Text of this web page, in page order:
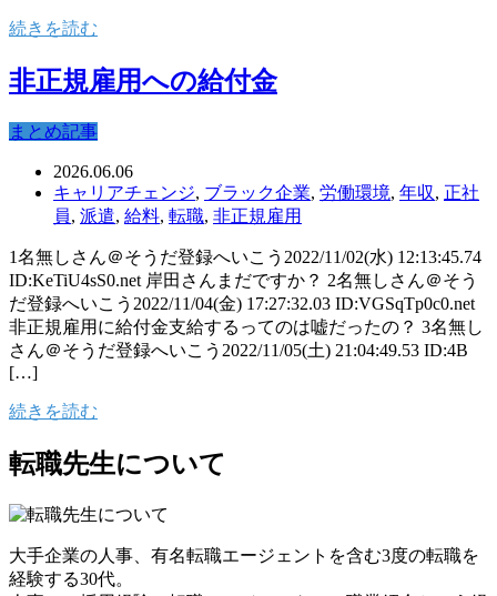
続きを読む
非正規雇用への給付金
まとめ記事
2026.06.06
キャリアチェンジ, ブラック企業, 労働環境, 年収, 正社
員, 派遣, 給料, 転職, 非正規雇用
1名無しさん＠そうだ登録へいこう2022/11/02(水) 12:13:45.74
ID:KeTiU4sS0.net 岸田さんまだですか？ 2名無しさん＠そう
だ登録へいこう2022/11/04(金) 17:27:32.03 ID:VGSqTp0c0.net
非正規雇用に給付金支給するってのは嘘だったの？ 3名無し
さん＠そうだ登録へいこう2022/11/05(土) 21:04:49.53 ID:4B
[…]
続きを読む
転職先生について
大手企業の人事、有名転職エージェントを含む3度の転職を
経験する30代。